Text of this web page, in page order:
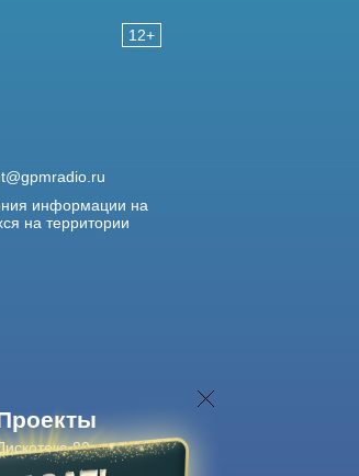
12+
информации на
на территории
80-х